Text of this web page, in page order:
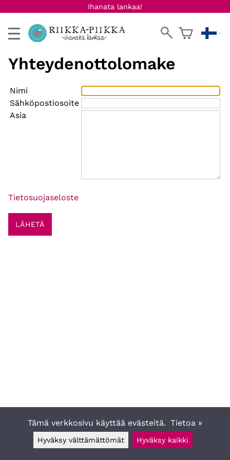
Ihanata lankaa!
Yhteydenottolomake
Nimi
Sähköpostiosoite
Asia
Tietosuojaseloste
Tämä verkkosivu käyttää evästeitä. Tietoa »
Hyväksy välttämättömät Hyväksy kaikki